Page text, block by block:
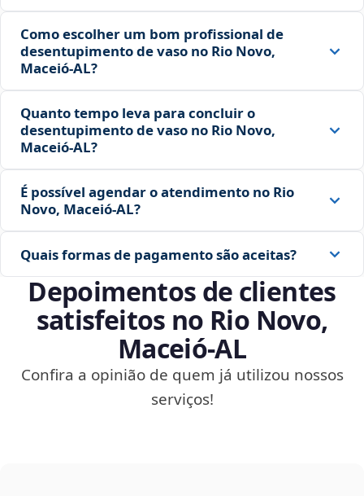
Como escolher um bom profissional de
desentupimento de vaso no Rio Novo,
Maceió‑AL?
Quanto tempo leva para concluir o
desentupimento de vaso no Rio Novo,
Maceió‑AL?
É possível agendar o atendimento no Rio
Novo, Maceió‑AL?
Quais formas de pagamento são aceitas?
Depoimentos de clientes
satisfeitos no Rio Novo,
Maceió‑AL
Confira a opinião de quem já utilizou nossos
serviços!